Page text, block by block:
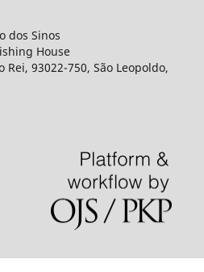
dos Sinos
House
Rei, 93022-750, São Leopoldo,